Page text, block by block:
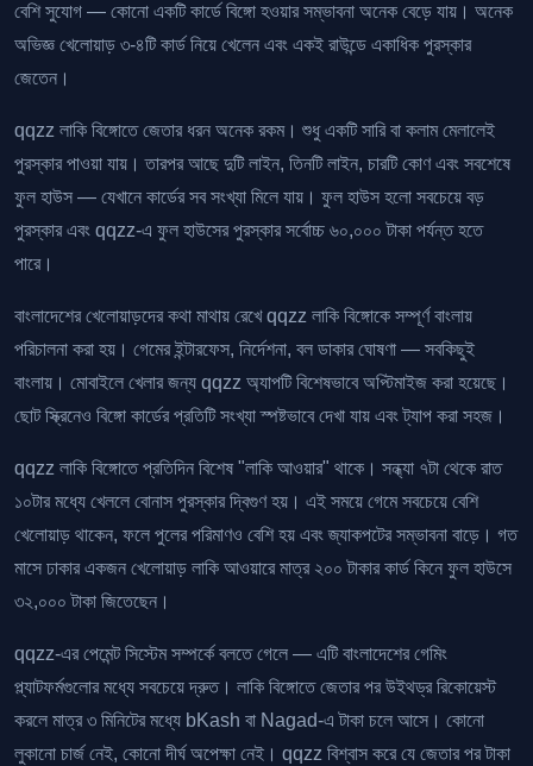
বেশি সুযোগ — কোনো একটি কার্ডে বিঙ্গো হওয়ার সম্ভাবনা অনেক বেড়ে যায়। অনেক
অভিজ্ঞ খেলোয়াড় ৩-৪টি কার্ড নিয়ে খেলেন এবং একই রাউন্ডে একাধিক পুরস্কার
জেতেন।
qqzz লাকি বিঙ্গোতে জেতার ধরন অনেক রকম। শুধু একটি সারি বা কলাম মেলালেই
পুরস্কার পাওয়া যায়। তারপর আছে দুটি লাইন, তিনটি লাইন, চারটি কোণ এবং সবশেষে
ফুল হাউস — যেখানে কার্ডের সব সংখ্যা মিলে যায়। ফুল হাউস হলো সবচেয়ে বড়
পুরস্কার এবং qqzz-এ ফুল হাউসের পুরস্কার সর্বোচ্চ ৬০,০০০ টাকা পর্যন্ত হতে
পারে।
বাংলাদেশের খেলোয়াড়দের কথা মাথায় রেখে qqzz লাকি বিঙ্গোকে সম্পূর্ণ বাংলায়
পরিচালনা করা হয়। গেমের ইন্টারফেস, নির্দেশনা, বল ডাকার ঘোষণা — সবকিছুই
বাংলায়। মোবাইলে খেলার জন্য qqzz অ্যাপটি বিশেষভাবে অপ্টিমাইজ করা হয়েছে।
ছোট স্ক্রিনেও বিঙ্গো কার্ডের প্রতিটি সংখ্যা স্পষ্টভাবে দেখা যায় এবং ট্যাপ করা সহজ।
qqzz লাকি বিঙ্গোতে প্রতিদিন বিশেষ "লাকি আওয়ার" থাকে। সন্ধ্যা ৭টা থেকে রাত
১০টার মধ্যে খেললে বোনাস পুরস্কার দ্বিগুণ হয়। এই সময়ে গেমে সবচেয়ে বেশি
খেলোয়াড় থাকেন, ফলে পুলের পরিমাণও বেশি হয় এবং জ্যাকপটের সম্ভাবনা বাড়ে। গত
মাসে ঢাকার একজন খেলোয়াড় লাকি আওয়ারে মাত্র ২০০ টাকার কার্ড কিনে ফুল হাউসে
৩২,০০০ টাকা জিতেছেন।
qqzz-এর পেমেন্ট সিস্টেম সম্পর্কে বলতে গেলে — এটি বাংলাদেশের গেমিং
প্ল্যাটফর্মগুলোর মধ্যে সবচেয়ে দ্রুত। লাকি বিঙ্গোতে জেতার পর উইথড্র রিকোয়েস্ট
করলে মাত্র ৩ মিনিটের মধ্যে bKash বা Nagad-এ টাকা চলে আসে। কোনো
লুকানো চার্জ নেই, কোনো দীর্ঘ অপেক্ষা নেই। qqzz বিশ্বাস করে যে জেতার পর টাকা